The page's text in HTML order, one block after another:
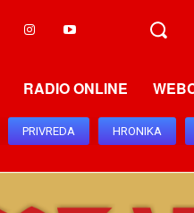
RADIO ONLINE
PRIVREDA HRONIKA